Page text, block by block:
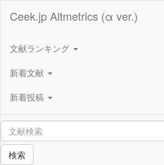
Ceek.jp Altmetrics (α ver.)
文献ランキング
新着文献
新着投稿
検索